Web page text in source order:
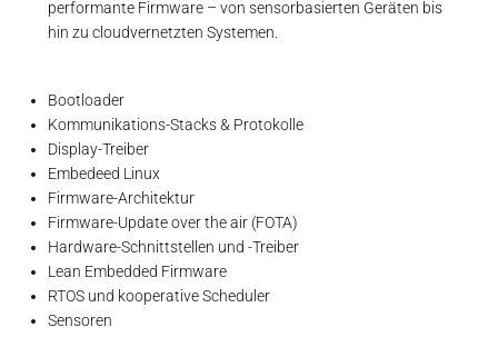
performante Firmware – von sensorbasierten Geräten bis
hin zu cloudvernetzten Systemen.
Bootloader
Kommunikations-Stacks & Protokolle
Display-Treiber
Embedeed Linux
Firmware-Architektur
Firmware-Update over the air (FOTA)
Hardware-Schnittstellen und -Treiber
Lean Embedded Firmware
RTOS und kooperative Scheduler
Sensoren